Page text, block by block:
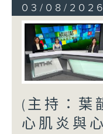
03/08/2026
(主持：葉
心肌炎與